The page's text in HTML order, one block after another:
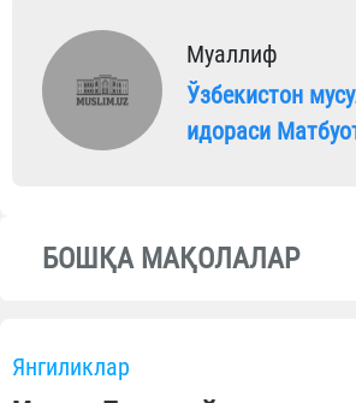
Муаллиф
Ўзбекистон
идораси
БОШҚА МАҚОЛАЛАР
Янгиликлар